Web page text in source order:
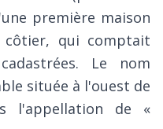
première maison
qui comptait
Le nom
située à l'ouest de
l'appellation de «